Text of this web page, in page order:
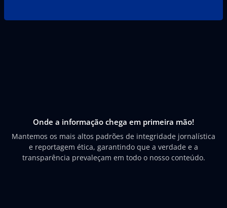
Onde a informação chega em primeira mão!
Mantemos os mais altos padrões de integridade jornalística
e reportagem ética, garantindo que a verdade e a
transparência prevaleçam em todo o nosso conteúdo.